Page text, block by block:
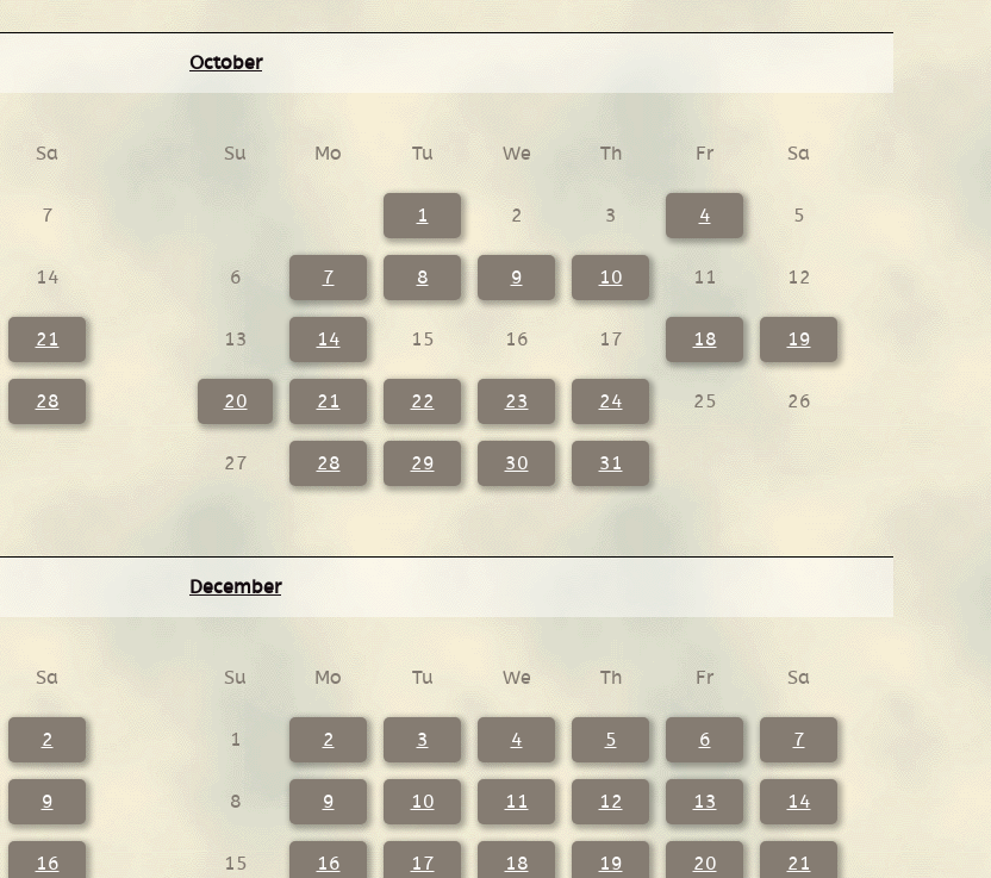
Sa
7
14
21
28
October
Su Mo Tu We Th Fr Sa
1 2 3 4 5
6 7 8 9 10 11 12
13 14 15 16 17 18 19
20 21 22 23 24 25 26
27 28 29 30 31
Sa
2
9
16
December
Su Mo Tu We Th Fr Sa
1 2 3 4 5 6 7
8 9 10 11 12 13 14
15 16 17 18 19 20 21